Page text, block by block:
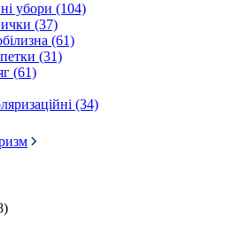
убори (104)
(37)
(61)
(31)
(61)
(34)